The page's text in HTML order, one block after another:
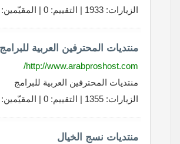
الزيارات: 1933 | التقييم: 0 | المقيّمين: 0
منتديات المحترفين العربية للبرامج
http://www.arabproshost.com/
منتديات المحترفين العربية للبرامج
الزيارات: 1355 | التقييم: 0 | المقيّمين: 0
منتديات نسج الخيال